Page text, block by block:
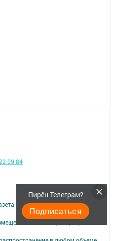
Пирӗн Телеграм?
Подписаться
на чувашском языке. Все
на сайте, защищены
09 84